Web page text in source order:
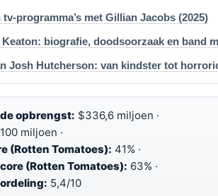
tv-programma’s met Gillian Jacobs (2025)
biografie, doodsoorzaak en band
Josh Hutcherson: van kindster tot
opbrengst: $336,6 miljoen ·
miljoen ·
(Rotten Tomatoes): 41% ·
(Rotten Tomatoes): 63% ·
5,4/10